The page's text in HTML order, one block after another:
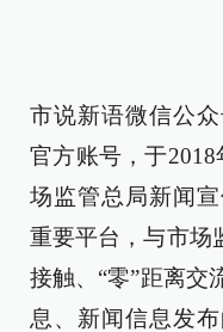
市说新语微信公
官方账号，于
场监管总局新闻
重要平台，与市场
接触、“零”距离交
息、新闻信息发